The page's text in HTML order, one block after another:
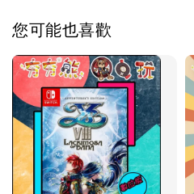
您可能也喜歡